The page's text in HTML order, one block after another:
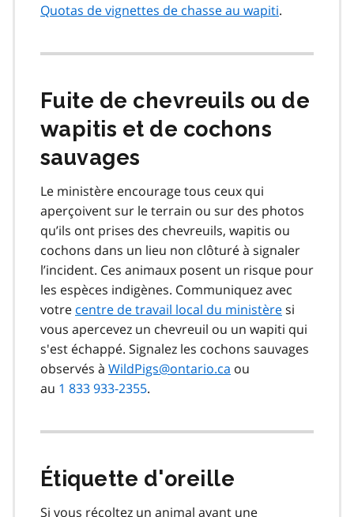
Quotas de vignettes de chasse au wapiti.
Fuite de chevreuils ou de
wapitis et de cochons
sauvages
Le ministère encourage tous ceux qui
aperçoivent sur le terrain ou sur des photos
qu’ils ont prises des chevreuils, wapitis ou
cochons dans un lieu non clôturé à signaler
l’incident. Ces animaux posent un risque pour
les espèces indigènes. Communiquez avec
votre centre de travail local du ministèresi
vous apercevez un chevreuil ou un wapiti qui
s'est échappé. Signalez les cochons sauvages
observés à WildPigs@ontario.ca ou
au 1 833 933-2355.
Étiquette d'oreille
Si vous récoltez un animal ayant une